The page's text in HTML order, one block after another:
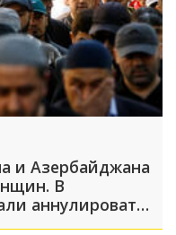
и Азербайджана
В
аннулировать
браков